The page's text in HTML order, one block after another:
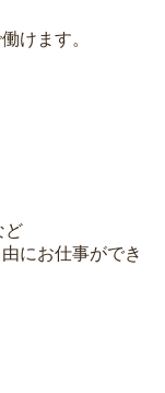
けます。
ど
にお仕事ができ